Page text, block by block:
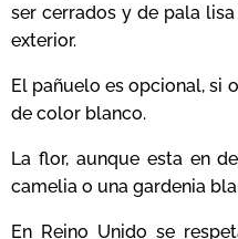
ser cerrados y de pala
exterior.
El pañuelo es opcional, si
de color blanco.
La flor, aunque esta en
camelia o una gardenia
En Reino Unido se